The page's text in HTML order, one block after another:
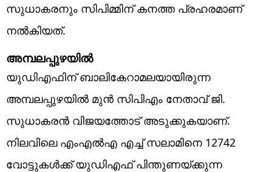
സുധാകരനും സിപിമ്മിന് കനത്ത പ്രഹരമാണ്
നല്‍കിയത്.
അമ്പലപ്പുഴയില്‍
യുഡിഎഫിന് ബാലികേറാമലയായിരുന്ന
അമ്പലപ്പുഴയില്‍ മുന്‍ സിപിഎം നേതാവ് ജി.
സുധാകരന്‍ വിജയത്തോട് അടുക്കുകയാണ്.
നിലവിലെ എംഎല്‍എ എച്ച് സലാമിനെ 12742
വോട്ടുകള്‍ക്ക് യുഡിഎഫ് പിന്തുണയ്ക്കുന്ന